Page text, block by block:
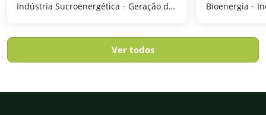
Ver todos
custos operacionais e impulsionam a
etanol.
Indústria Sucroenergética Geração de energia / Turbinas / Transformadores Bioenergia